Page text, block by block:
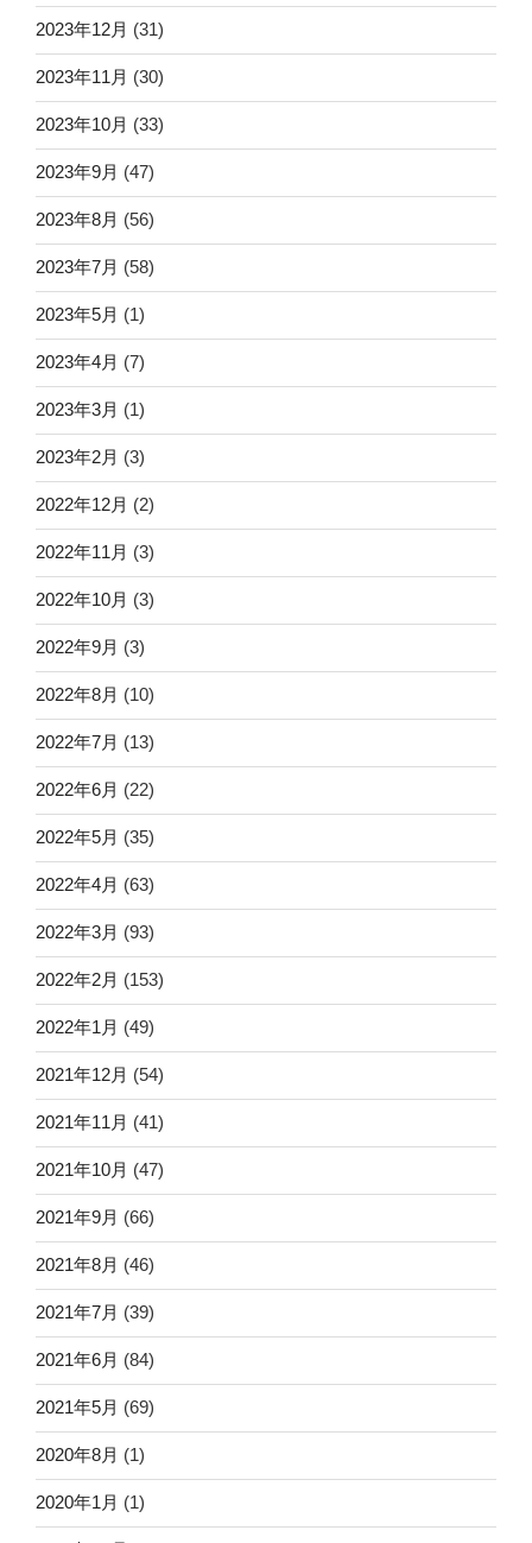
2023年12月 (31)
2023年11月 (30)
2023年10月 (33)
2023年9月 (47)
2023年8月 (56)
2023年7月 (58)
2023年5月 (1)
2023年4月 (7)
2023年3月 (1)
2023年2月 (3)
2022年12月 (2)
2022年11月 (3)
2022年10月 (3)
2022年9月 (3)
2022年8月 (10)
2022年7月 (13)
2022年6月 (22)
2022年5月 (35)
2022年4月 (63)
2022年3月 (93)
2022年2月 (153)
2022年1月 (49)
2021年12月 (54)
2021年11月 (41)
2021年10月 (47)
2021年9月 (66)
2021年8月 (46)
2021年7月 (39)
2021年6月 (84)
2021年5月 (69)
2020年8月 (1)
2020年1月 (1)